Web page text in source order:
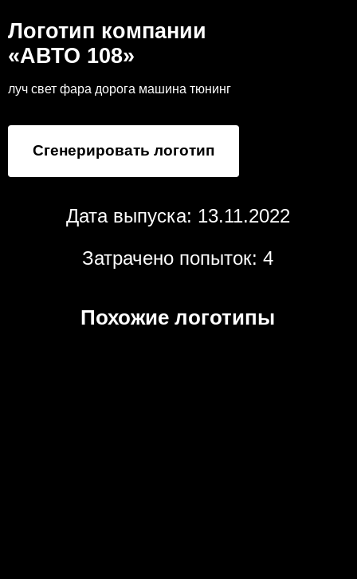
Логотип компании
«АВТО 108»
луч свет фара дорога машина тюнинг
Сгенерировать логотип
Дата выпуска: 13.11.2022
Затрачено попыток: 4
Похожие логотипы